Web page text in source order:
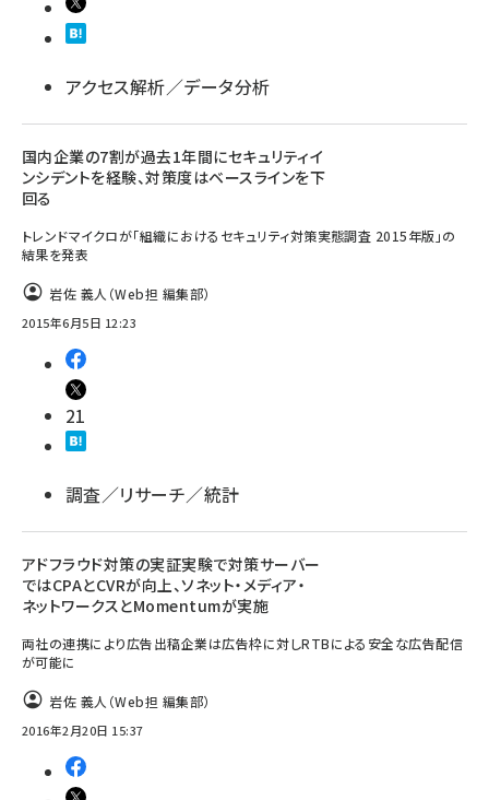
アクセス解析／データ分析
国内企業の7割が過去1年間にセキュリティイ
ンシデントを経験、対策度はベースラインを下
回る
トレンドマイクロが「組織におけるセキュリティ対策実態調査 2015年版」の
結果を発表
岩佐 義人（Web担 編集部）
2015年6月5日 12:23
21
調査／リサーチ／統計
アドフラウド対策の実証実験で対策サーバー
ではCPAとCVRが向上、ソネット・メディア・
ネットワークスとMomentumが実施
両社の連携により広告出稿企業は広告枠に対しRTBによる安全な広告配信
が可能に
岩佐 義人（Web担 編集部）
2016年2月20日 15:37